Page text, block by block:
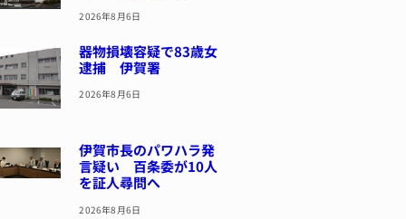
2026年8月6日
器物損壊容疑で83歳女
逮捕 伊賀署
2026年8月6日
伊賀市長のパワハラ発
言疑い 百条委が10人
を証人尋問へ
2026年8月6日